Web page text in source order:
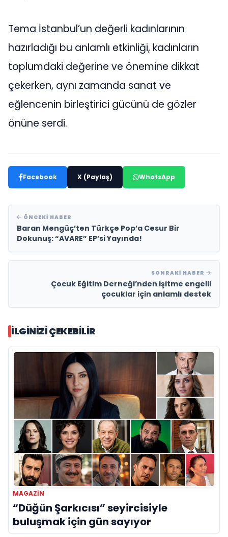
Tema İstanbul’un değerli kadınlarının
hazırladığı bu anlamlı etkinliği, kadınların
toplumdaki değerine ve önemine dikkat
çekerken, aynı zamanda sanat ve
eğlencenin birleştirici gücünü de gözler
önüne serdi.
Facebook X (Paylaş) WhatsApp
ÖNCEKI HABER
Baran Mengüç’ten Türkçe Pop’a Cesur Bir
Dokunuş: “AVARE” EP’si Yayında!
SONRAKI HABER
Çocuk Eğitim Derneği’nden işitme engelli
çocuklar için anlamlı destek
İLGINIZI ÇEKEBILIR
MAGAZİN
“Düğün Şarkıcısı” seyircisiyle
buluşmak için gün sayıyor